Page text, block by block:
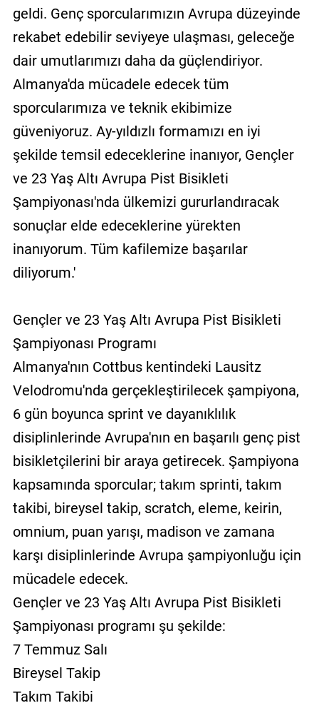
geldi. Genç sporcularımızın Avrupa düzeyinde
rekabet edebilir seviyeye ulaşması, geleceğe
dair umutlarımızı daha da güçlendiriyor.
Almanya'da mücadele edecek tüm
sporcularımıza ve teknik ekibimize
güveniyoruz. Ay-yıldızlı formamızı en iyi
şekilde temsil edeceklerine inanıyor, Gençler
ve 23 Yaş Altı Avrupa Pist Bisikleti
Şampiyonası'nda ülkemizi gururlandıracak
sonuçlar elde edeceklerine yürekten
inanıyorum. Tüm kafilemize başarılar
diliyorum.'
Gençler ve 23 Yaş Altı Avrupa Pist Bisikleti
Şampiyonası Programı
Almanya'nın Cottbus kentindeki Lausitz
Velodromu'nda gerçekleştirilecek şampiyona,
6 gün boyunca sprint ve dayanıklılık
disiplinlerinde Avrupa'nın en başarılı genç pist
bisikletçilerini bir araya getirecek. Şampiyona
kapsamında sporcular; takım sprinti, takım
takibi, bireysel takip, scratch, eleme, keirin,
omnium, puan yarışı, madison ve zamana
karşı disiplinlerinde Avrupa şampiyonluğu için
mücadele edecek.
Gençler ve 23 Yaş Altı Avrupa Pist Bisikleti
Şampiyonası programı şu şekilde:
7 Temmuz Salı
Bireysel Takip
Takım Takibi